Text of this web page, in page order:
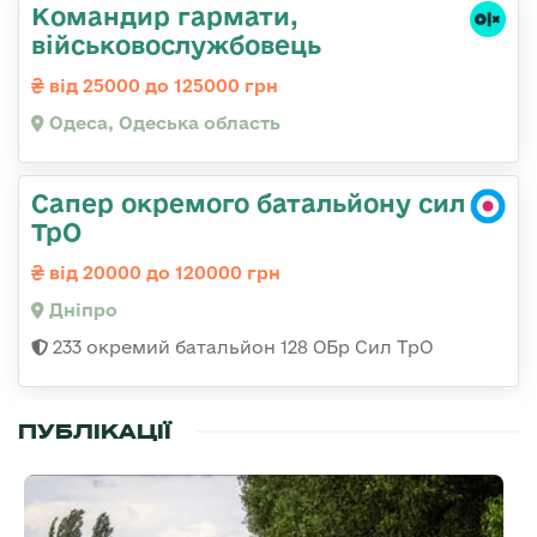
Командир гаpмати,
військовослужбовець
від 25000 до 125000 грн
Одеса, Одеська область
Сапер окремого батальйону сил
ТрО
від 20000 до 120000 грн
Дніпро
233 окремий батальйон 128 ОБр Сил ТрО
ПУБЛІКАЦІЇ